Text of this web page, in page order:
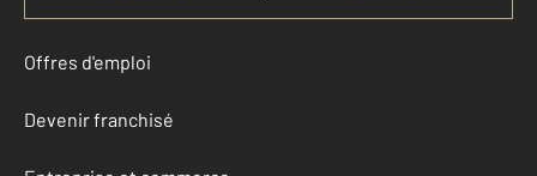
Offres d'emploi
Devenir franchisé